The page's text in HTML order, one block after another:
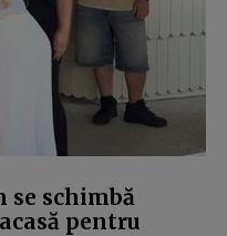
se schimbă
pentru